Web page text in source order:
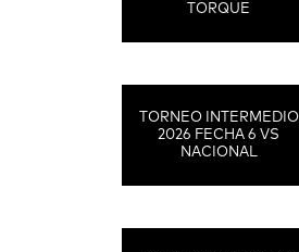
TORQUE
TORNEO INTERMEDIO
2026 FECHA 6 VS
NACIONAL